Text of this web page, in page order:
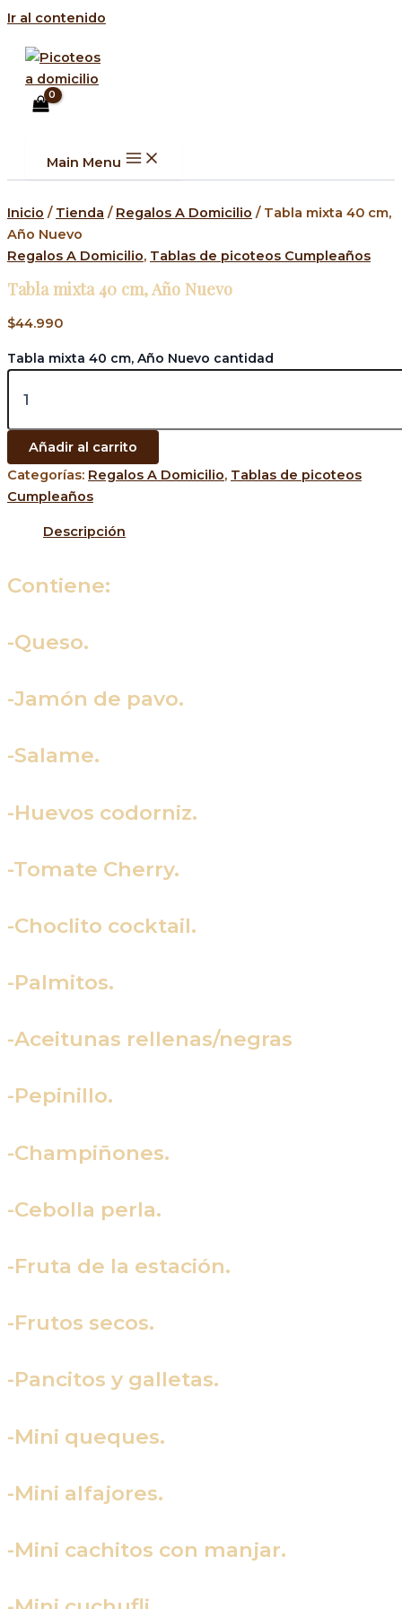
Ir al contenido
Main Menu
Inicio / Tienda / Regalos A Domicilio / Tabla mixta 40 cm,
Año Nuevo
Regalos A Domicilio, Tablas de picoteos Cumpleaños
Tabla mixta 40 cm, Año Nuevo
$44.990
Tabla mixta 40 cm, Año Nuevo cantidad
Añadir al carrito
Categorías: Regalos A Domicilio, Tablas de picoteos
Cumpleaños
Descripción
Contiene:
-Queso.
-Jamón de pavo.
-Salame.
-Huevos codorniz.
-Tomate Cherry.
-Choclito cocktail.
-Palmitos.
-Aceitunas rellenas/negras
-Pepinillo.
-Champiñones.
-Cebolla perla.
-Fruta de la estación.
-Frutos secos.
-Pancitos y galletas.
-Mini queques.
-Mini alfajores.
-Mini cachitos con manjar.